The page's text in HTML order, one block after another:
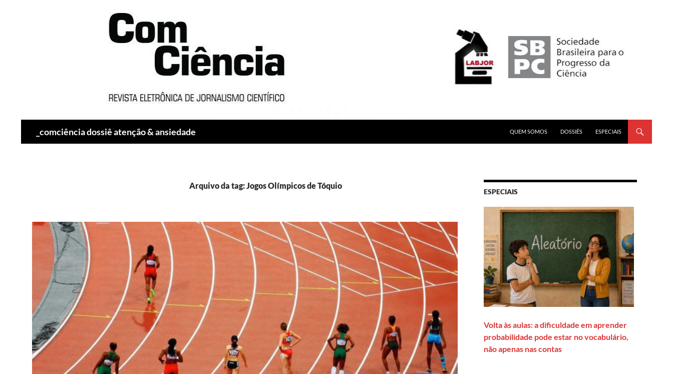
_comciência dossiê atenção & ansiedade
QUEM SOMOS
DOSSIÊS ESPECIAIS
Arquivo da tag: Jogos Olímpicos de Tóquio
ESPECIAIS
Volta às aulas: a dificuldade em aprender
probabilidade pode estar no vocabulário,
não apenas nas contas